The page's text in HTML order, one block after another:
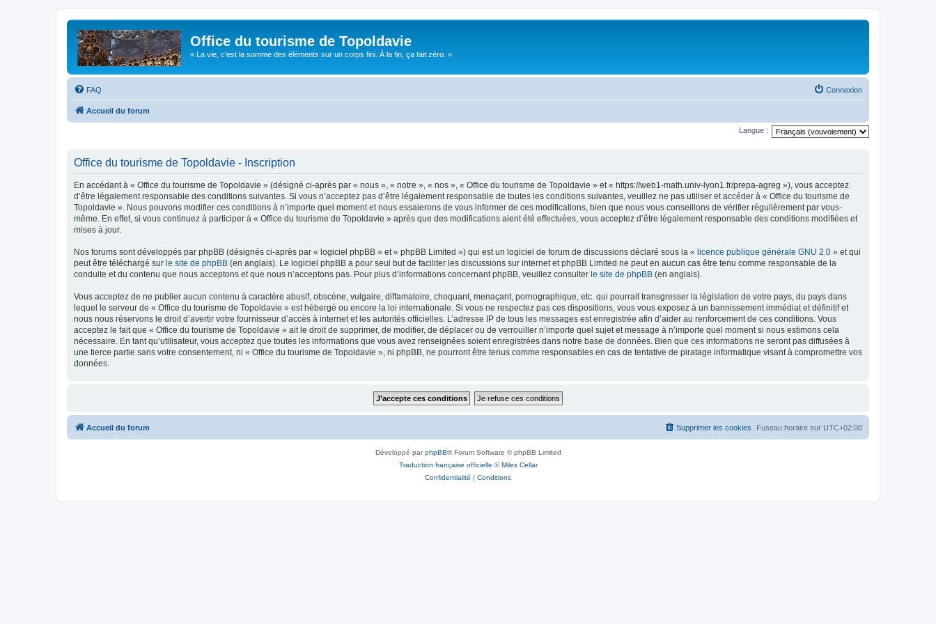
Office du tourisme de Topoldavie
« La vie, c'est la somme des éléments sur un corps fini. À la fin, ça fait zéro. »
FAQ Connexion
Accueil du forum
Langue :
Office du tourisme de Topoldavie - Inscription
En accédant à « Office du tourisme de Topoldavie » (désigné ci-après par « nous », « notre », « nos », « Office du tourisme de Topoldavie » et « https://web1-math.univ-lyon1.fr/prepa-agreg »), vous acceptez
d’être légalement responsable des conditions suivantes. Si vous n’acceptez pas d’être légalement responsable de toutes les conditions suivantes, veuillez ne pas utiliser et accéder à « Office du tourisme de
Topoldavie ». Nous pouvons modifier ces conditions à n’importe quel moment et nous essaierons de vous informer de ces modifications, bien que nous vous conseillons de vérifier régulièrement par vous-
même. En effet, si vous continuez à participer à « Office du tourisme de Topoldavie » après que des modifications aient été effectuées, vous acceptez d’être légalement responsable des conditions modifiées et
mises à jour.
Nos forums sont développés par phpBB (désignés ci-après par « logiciel phpBB » et « phpBB Limited ») qui est un logiciel de forum de discussions déclaré sous la « licence publique générale GNU 2.0 » et qui
peut être téléchargé sur le site de phpBB (en anglais). Le logiciel phpBB a pour seul but de faciliter les discussions sur internet et phpBB Limited ne peut en aucun cas être tenu comme responsable de la
conduite et du contenu que nous acceptons et que nous n’acceptons pas. Pour plus d’informations concernant phpBB, veuillez consulter le site de phpBB (en anglais).
Vous acceptez de ne publier aucun contenu à caractère abusif, obscène, vulgaire, diffamatoire, choquant, menaçant, pornographique, etc. qui pourrait transgresser la législation de votre pays, du pays dans
lequel le serveur de « Office du tourisme de Topoldavie » est hébergé ou encore la loi internationale. Si vous ne respectez pas ces dispositions, vous vous exposez à un bannissement immédiat et définitif et
nous nous réservons le droit d’avertir votre fournisseur d’accès à internet et les autorités officielles. L’adresse IP de tous les messages est enregistrée afin d’aider au renforcement de ces conditions. Vous
acceptez le fait que « Office du tourisme de Topoldavie » ait le droit de supprimer, de modifier, de déplacer ou de verrouiller n’importe quel sujet et message à n’importe quel moment si nous estimons cela
nécessaire. En tant qu’utilisateur, vous acceptez que toutes les informations que vous avez renseignées soient enregistrées dans notre base de données. Bien que ces informations ne seront pas diffusées à
une tierce partie sans votre consentement, ni « Office du tourisme de Topoldavie », ni phpBB, ne pourront être tenus comme responsables en cas de tentative de piratage informatique visant à compromettre vos
données.
Accueil du forum Fuseau horaire sur UTC+02:00
Supprimer les cookies
Développé parphpBB® Forum Software © phpBB Limited
Traduction française officielle ©Miles Cellar
Confidentialité | Conditions